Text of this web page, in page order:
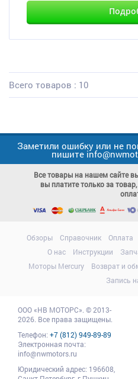
Всего товаров : 10
Заметили ошибку или не
пишите
Все товары на нашем сайте
вы платите только за
Обзоры Справочник Оплата
О нас
Инструкции
Моторы Mercury
Возврат и
Запись
ООО«НВ МОТОРС» © 2013-
2026. Все права защищены.
Телефон: +7 (812) 949-89-89
Электронная почта:
info@nwmotors.ru
Юридический адрес: 196608